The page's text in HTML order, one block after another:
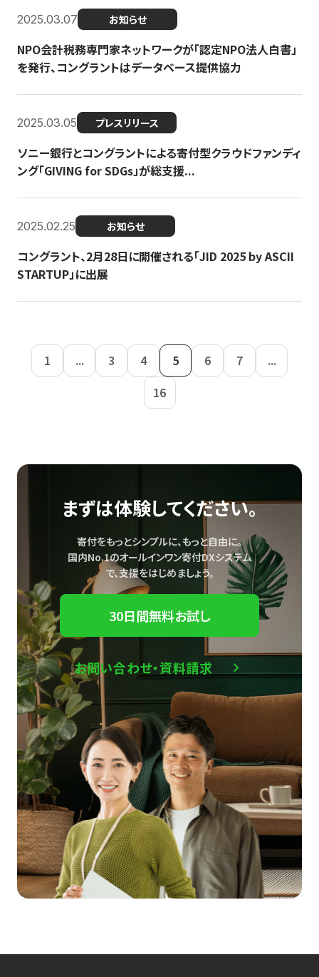
2025.03.07 お知らせ
NPO会計税務専門家ネットワークが「認定NPO法人白書」
を発行、コングラントはデータベース提供協力
2025.03.05 プレスリリース
ソニー銀行とコングラントによる寄付型クラウドファンディ
ング「GIVING for SDGs」が総支援...
2025.02.25 お知らせ
コングラント、2月28日に開催される「JID 2025 by ASCII
STARTUP」に出展
1 ... 3 4 5 6 7
...
16
まずは体験してください。
寄付をもっとシンプルに、もっと自由に。
国内No.1のオールインワン寄付DXシステム
で、支援をはじめましょう。
30日間無料お試し
お問い合わせ・資料請求